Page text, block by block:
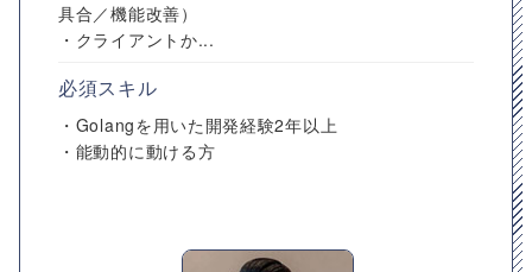
具合／機能改善）
・クライアントか...
必須スキル
・Golangを用いた開発経験2年以上
・能動的に動ける方